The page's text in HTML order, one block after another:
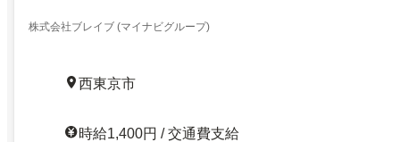
株式会社ブレイブ (マイナビグループ)
西東京市
時給1,400円 / 交通費支給